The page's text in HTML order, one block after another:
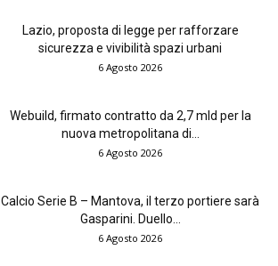
Lazio, proposta di legge per rafforzare
sicurezza e vivibilità spazi urbani
6 Agosto 2026
Webuild, firmato contratto da 2,7 mld per la
nuova metropolitana di...
6 Agosto 2026
Calcio Serie B – Mantova, il terzo portiere sarà
Gasparini. Duello...
6 Agosto 2026